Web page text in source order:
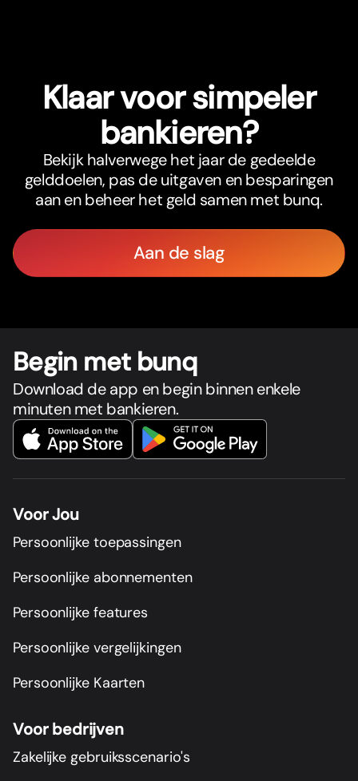
Klaar voor simpeler
bankieren?
Bekijk halverwege het jaar de gedeelde
gelddoelen, pas de uitgaven en besparingen
aan en beheer het geld samen met bunq.
Aan de slag
Begin met bunq
Download de app en begin binnen enkele
minuten met bankieren.
Voor Jou
Persoonlijke toepassingen
Persoonlijke abonnementen
Persoonlijke features
Persoonlijke vergelijkingen
Persoonlijke Kaarten
Voor bedrijven
Zakelijke gebruiksscenario's